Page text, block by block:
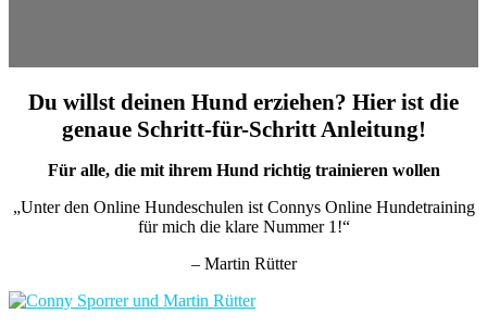
Du willst deinen Hund erziehen? Hier ist die
genaue Schritt-für-Schritt Anleitung!
Für alle, die mit ihrem Hund richtig trainieren wollen
„Unter den Online Hundeschulen ist Connys Online Hundetraining
für mich die klare Nummer 1!“
– Martin Rütter